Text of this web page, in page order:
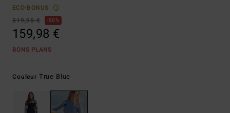
ECO-BONUS
319,95 €
50%
159,98 €
BONS PLANS
Couleur True Blue